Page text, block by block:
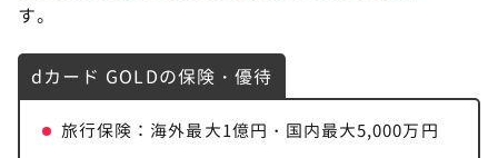
す。
dカード GOLDの保険・優待
旅行保険：海外最大1億円・国内最大5,000万円